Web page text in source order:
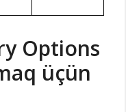
Options
üçün